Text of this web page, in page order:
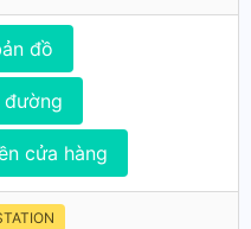
đồ
đường
cửa hàng